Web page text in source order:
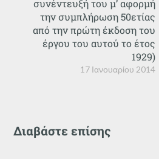
17 Ιανουαρίου 2014
συνέντευξή του μ’ αφορμή
την συμπλήρωση 50ετίας
από την πρώτη έκδοση του
έργου του αυτού το έτος
1929)
Διαβάστε επίσης